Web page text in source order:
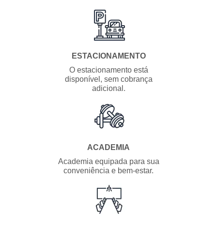
ESTACIONAMENTO
O estacionamento está
disponível, sem cobrança
adicional.
ACADEMIA
Academia equipada para sua
conveniência e bem-estar.